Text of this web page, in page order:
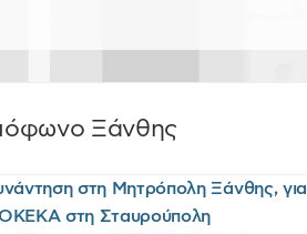
Ξάνθης
στη Μητρόπολη Ξάνθης, για
στη Σταυρούπολη